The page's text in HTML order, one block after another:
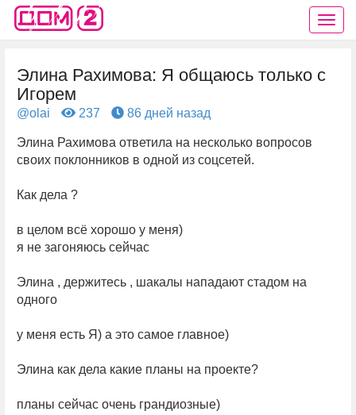
Элина Рахимова: Я общаюсь только с
Игорем
@olai 237 86 дней назад
Элина Рахимова ответила на несколько вопросов
своих поклонников в одной из соцсетей.
Как дела ?
в целом всё хорошо у меня)
я не загоняюсь сейчас
Элина , держитесь , шакалы нападают стадом на
одного
у меня есть Я) а это самое главное)
Элина как дела какие планы на проекте?
планы сейчас очень грандиозные)